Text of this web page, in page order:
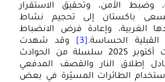
وضبط الأمن، وتحقيق الاستقرار
تسعى باكستان إلى تحجيم نشاط
الغربية، وإعادة فرض الانضباط
الحساسة. [3]
وقد شهدت
السنوات التي سبقت أكتوبر 2025 سلسلة من الحوادث
إطلاق النار والقصف المدفعي
الطائرات المسيّرة في بعض